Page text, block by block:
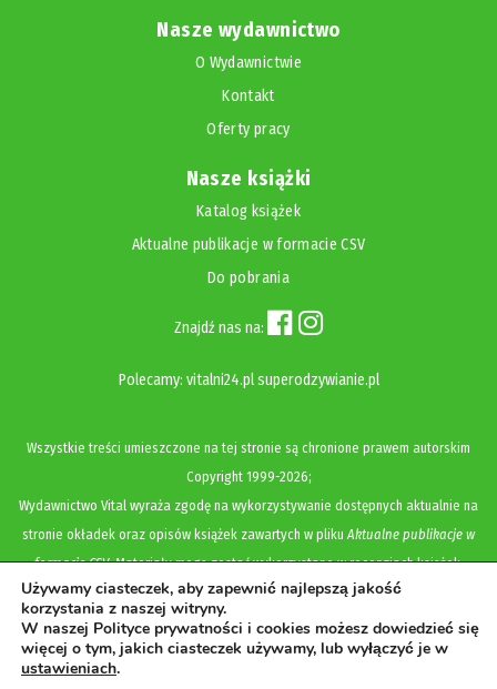
Nasze wydawnictwo
O Wydawnictwie
Kontakt
Oferty pracy
Nasze książki
Katalog książek
Aktualne publikacje w formacie CSV
Do pobrania
Znajdź nas na:
Polecamy: vitalni24.pl superodzywianie.pl
Wszystkie treści umieszczone na tej stronie są chronione prawem autorskim
Copyright1999-2026;
Wydawnictwo Vital wyraża zgodę na wykorzystywanie dostępnych aktualnie na
stronie okładek oraz opisów książek zawartych w plikuAktualne publikacje w
formacie CSV. Materiały mogą zostać wykorzystane w recenzjach książek,
katalogach internetowych, bibliotecznych (OPAC) oraz materiałach promujących
legalną dystrybucję książek. Usunięcie materiału z ww. strony internetowej,
równoznaczne jest z cofnięciem udzielonej zgody.
Używamy ciasteczek, aby zapewnić najlepszą jakość
korzystania z naszej witryny.
W naszej Polityce prywatności i cookies możesz dowiedzieć się
więcej o tym, jakich ciasteczek używamy, lub wyłączyć je w
ustawieniach.